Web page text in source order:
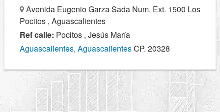
Avenida Eugenio Garza Sada Num. Ext. 1500 Los
Pocitos , Aguascalientes
Ref calle: Pocitos , Jesús María
Aguascalientes, AguascalientesCP. 20328